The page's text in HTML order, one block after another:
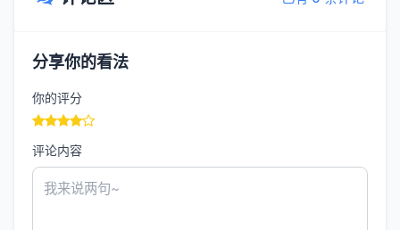
分享你的看法
你的评分
评论内容